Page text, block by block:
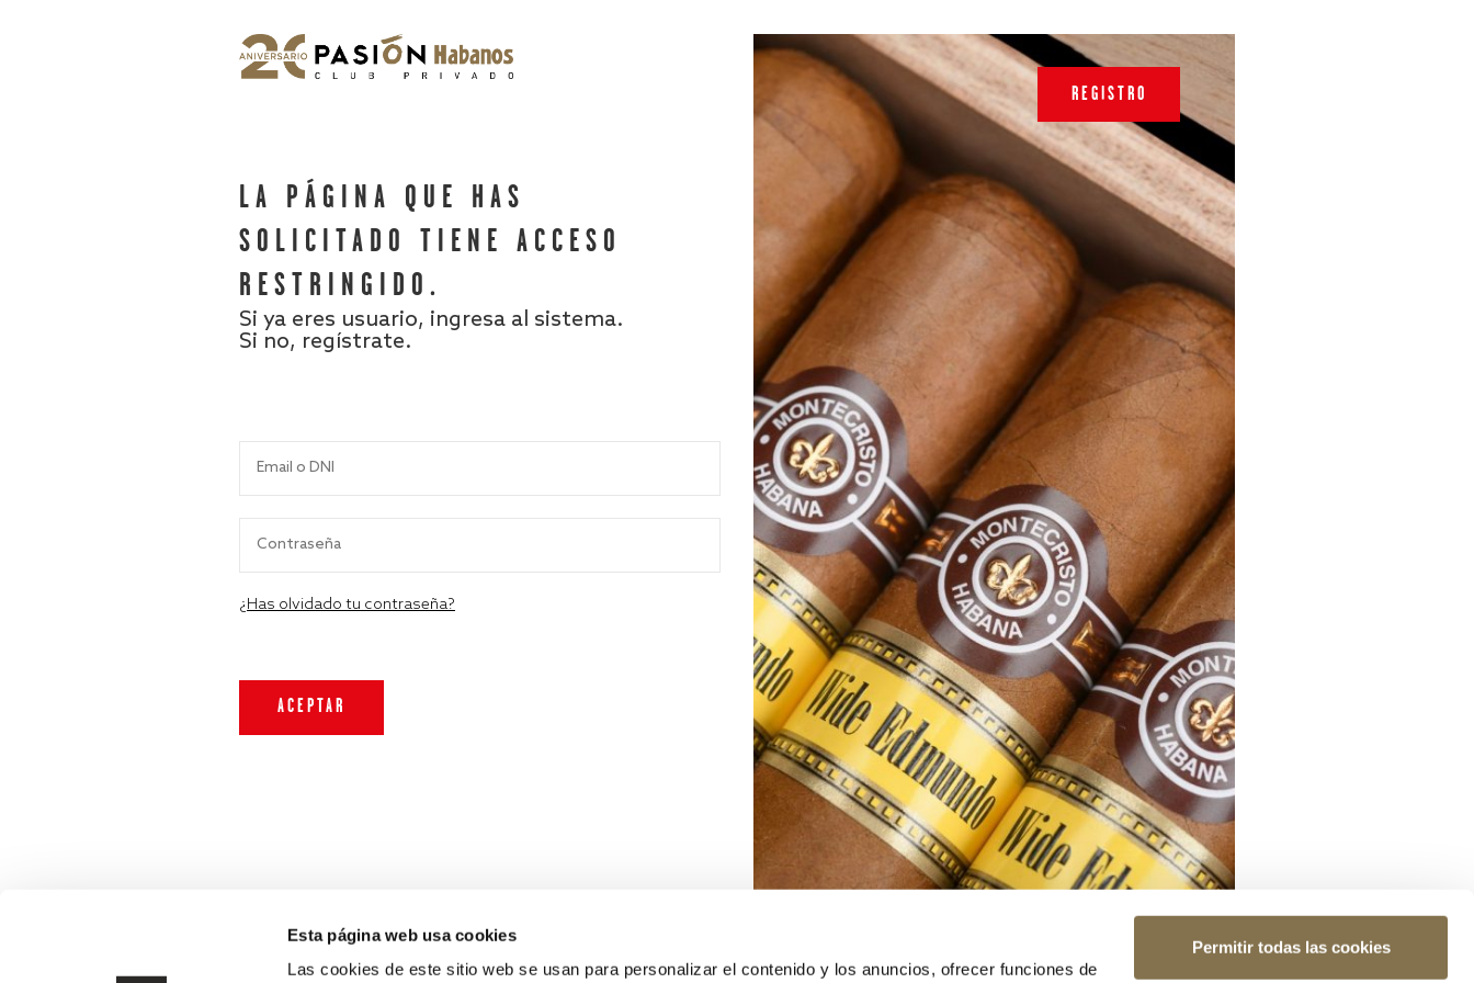
Esta página web usa cookies
Las cookies de este sitio web se usan para personalizar el contenido y los anuncios, ofrecer funciones de
Permitir todas las cookies
LA PÁGINA QUE HAS
SOLICITADO TIENE ACCESO
RESTRINGIDO.
Si ya eres usuario, ingresa al sistema.
Si no, regístrate.
¿Has olvidado tu contraseña?
REGISTRO